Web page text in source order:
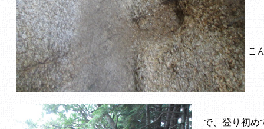
で、登り初め
こ